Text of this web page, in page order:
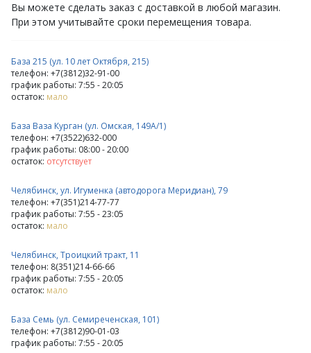
Вы можете сделать заказ с доставкой в любой магазин.
При этом учитывайте сроки перемещения товара.
База 215 (ул. 10 лет Октября, 215)
телефон: +7(3812)32-91-00
график работы: 7:55 - 20:05
остаток: мало
База Ваза Курган (ул. Омская, 149А/1)
телефон: +7(3522)632-000
график работы: 08:00 - 20:00
остаток: отсутствует
Челябинск, ул. Игуменка (автодорога Меридиан), 79
телефон: +7(351)214-77-77
график работы: 7:55 - 23:05
остаток: мало
Челябинск, Троицкий тракт, 11
телефон: 8(351)214-66-66
график работы: 7:55 - 20:05
остаток: мало
База Семь (ул. Семиреченская, 101)
телефон: +7(3812)90-01-03
график работы: 7:55 - 20:05